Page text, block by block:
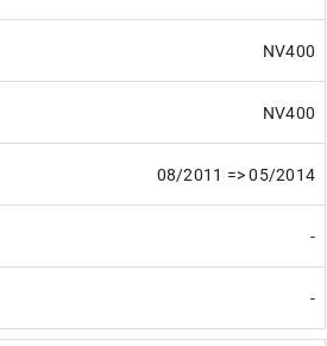
NV400
NV400
08/2011 => 05/2014
-
-